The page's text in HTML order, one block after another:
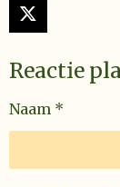
X
Reactie
Naam *